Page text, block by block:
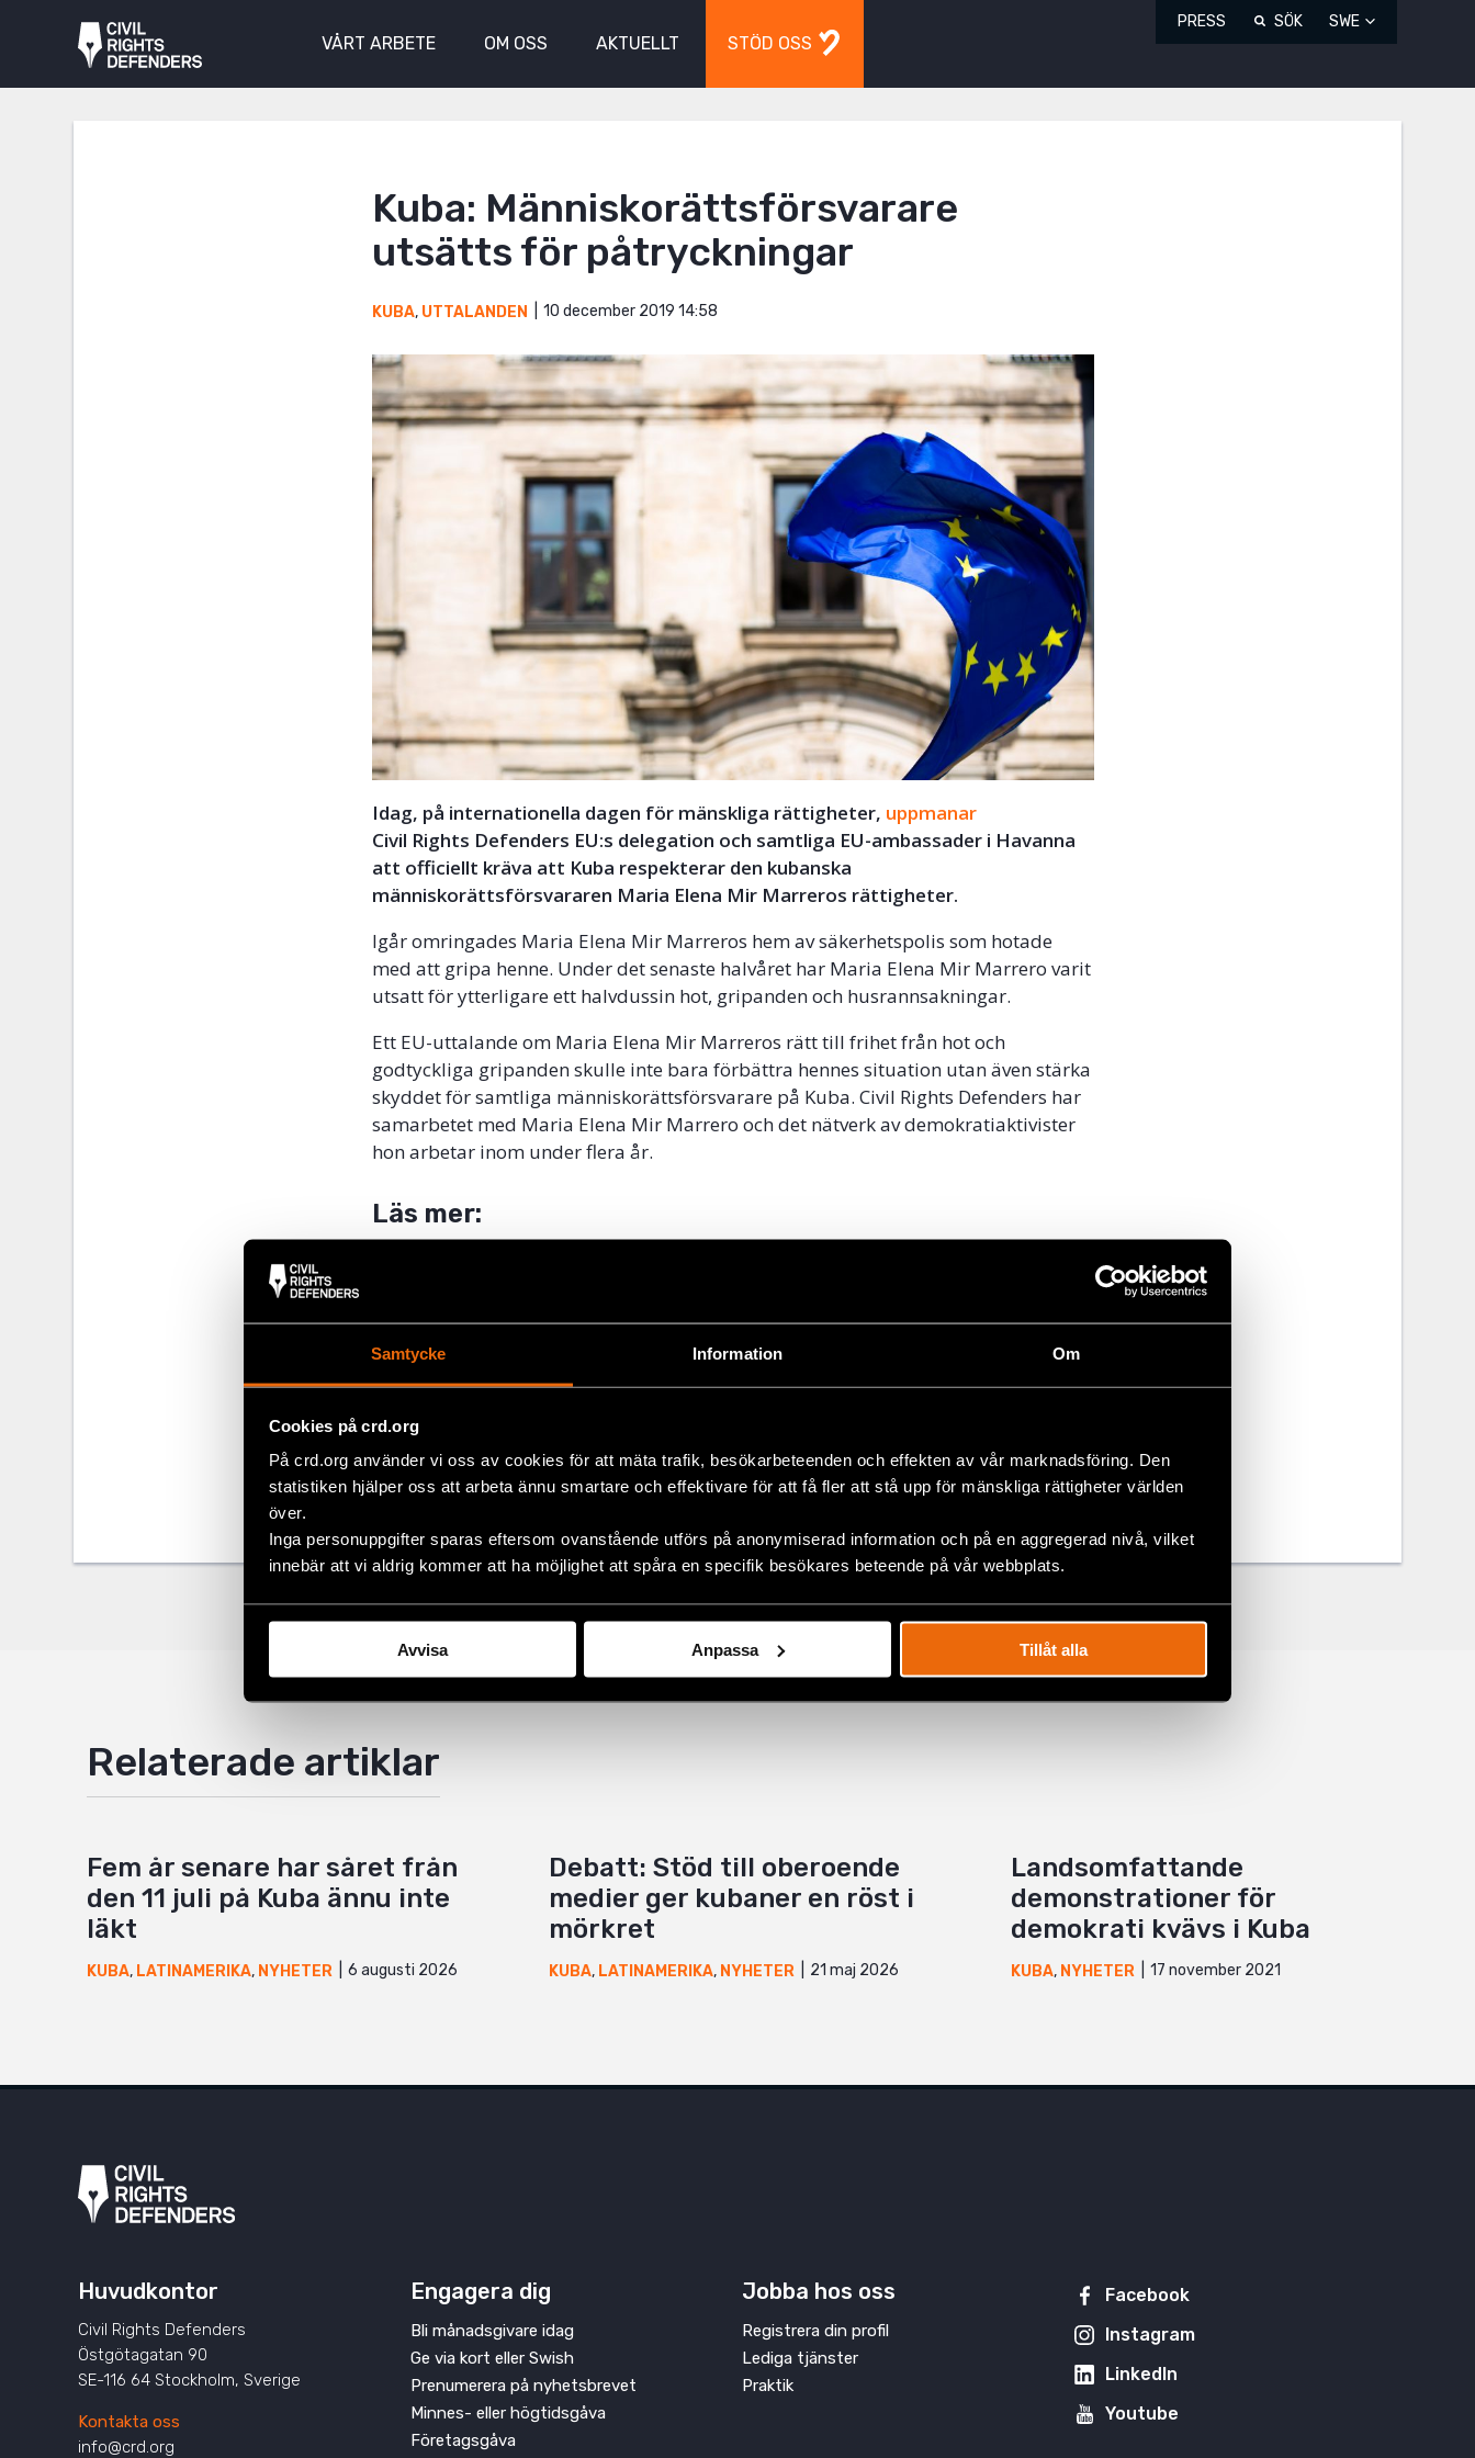
Samtycke Information Om
Cookies på crd.org
På crd.org använder vi oss av cookies för att mäta trafik, besökarbeteenden och effekten av vår marknadsföring. Den
statistiken hjälper oss att arbeta ännu smartare och effektivare för att få fler att stå upp för mänskliga rättigheter världen
över.
Inga personuppgifter sparas eftersom ovanstående utförs på anonymiserad information och på en aggregerad nivå, vilket
innebär att vi aldrig kommer att ha möjlighet att spåra en specifik besökares beteende på vår webbplats.
Avvisa Anpassa Tillåt alla
VÅRT ARBETE OM OSS AKTUELLT STÖD OSS
PRESS SÖK SWE
Kuba: Människorättsförsvarare
utsätts för påtryckningar
KUBA, UTTALANDEN 10 december 2019 14:58
Idag, på internationella dagen för mänskliga rättigheter, uppmanar
Civil Rights Defenders EU:s delegation och samtliga EU-ambassader i Havanna
att officiellt kräva att Kuba respekterar den kubanska
människorättsförsvararen Maria Elena Mir Marreros rättigheter.
Igår omringades Maria Elena Mir Marreros hem av säkerhetspolis som hotade
med att gripa henne. Under det senaste halvåret har Maria Elena Mir Marrero varit
utsatt för ytterligare ett halvdussin hot, gripanden och husrannsakningar.
Ett EU-uttalande om Maria Elena Mir Marreros rätt till frihet från hot och
godtyckliga gripanden skulle inte bara förbättra hennes situation utan även stärka
skyddet för samtliga människorättsförsvarare på Kuba. Civil Rights Defenders har
samarbetet med Maria Elena Mir Marrero och det nätverk av demokratiaktivister
hon arbetar inom under flera år.
Läs mer:
Dela
Facebook
Google+
TaggarLatinamerika
Relaterade artiklar
Fem år senare har såret från
den 11 juli på Kuba ännu inte
läkt
KUBA, LATINAMERIKA, NYHETER 6 augusti 2026
Debatt: Stöd till oberoende
medier ger kubaner en röst i
mörkret
KUBA, LATINAMERIKA, NYHETER 21 maj 2026
Landsomfattande
demonstrationer för
demokrati kvävs i Kuba
KUBA, NYHETER 17 november 2021
Huvudkontor
Civil Rights Defenders
Östgötagatan 90
SE-116 64 Stockholm, Sverige
Kontakta oss
info@crd.org
Engagera dig
Bli månadsgivare idag
Ge via kort eller Swish
Prenumerera på nyhetsbrevet
Minnes- eller högtidsgåva
Företagsgåva
Jobba hos oss
Registrera din profil
Lediga tjänster
Praktik
Facebook
Instagram
LinkedIn
Youtube